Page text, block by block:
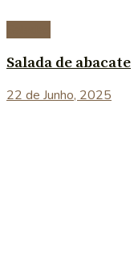
Salada de abacate
22 de Junho, 2025